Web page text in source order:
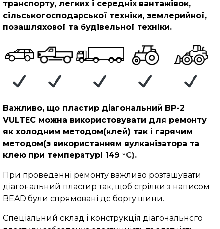
транспорту, легких і середніх вантажівок,
сільськогосподарської техніки, землерийної,
позашляхової та будівельної техніки.
Важливо, що пластир діагональний BP-2
VULTEC можна використовувати для ремонту
як холодним методом(клей) так і гарячим
методом(з використанням вулканізатора та
клею при температурі 149 °C).
При проведенні ремонту важливо розташувати
діагональний пластир так, щоб стрілки з написом
BEAD були спрямовані до борту шини.
Спеціальний склад і конструкція діагонального